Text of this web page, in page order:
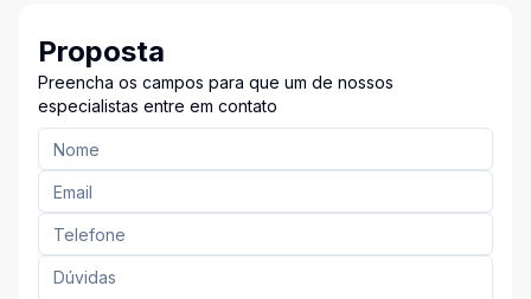
Proposta
Preencha os campos para que um de nossos
especialistas entre em contato